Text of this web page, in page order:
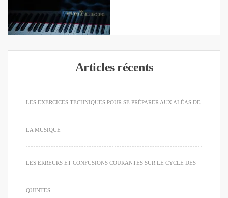
Articles récents
LES EXERCICES TECHNIQUES POUR SE PRÉPARER AUX ALÉAS DE
LA MUSIQUE
LES ERREURS ET CONFUSIONS COURANTES SUR LE CYCLE DES
QUINTES